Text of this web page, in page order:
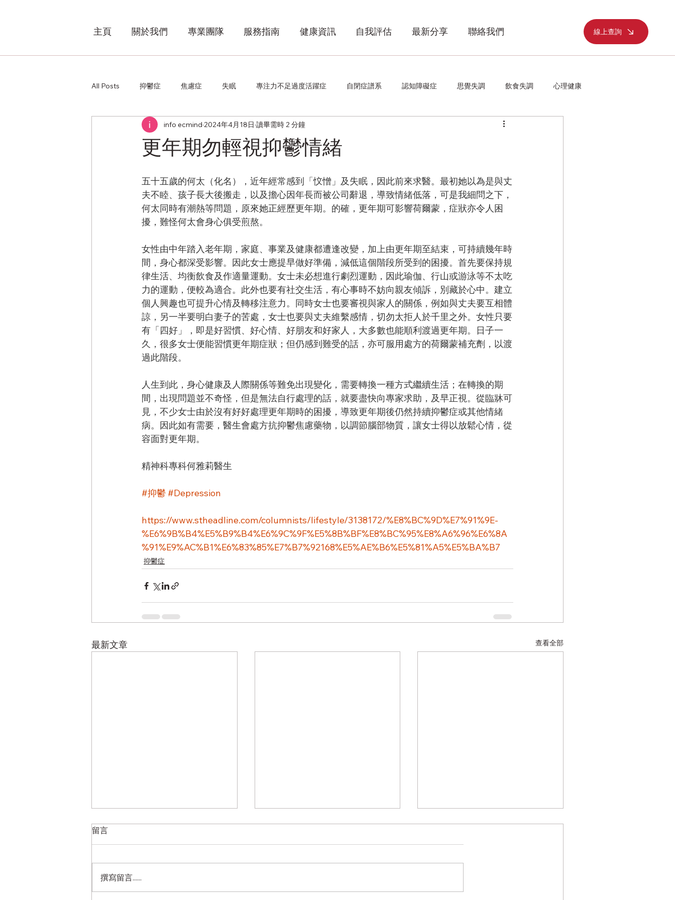
主頁 關於我們 專業團隊 服務指南 健康資訊 自我評估 最新分享 聯絡我們 線上查詢
All Posts 抑鬱症 焦慮症 失眠 專注力不足過度活躍症 自閉症譜系 認知障礙症 思覺失調 飲食失調 心理健康
更年期勿輕視抑鬱情緒
info ecmind 2024年4月18日 讀畢需時 2 分鐘
五十五歲的何太（化名），近年經常感到「忟憎」及失眠，因此前來求醫。最初她以為是與丈
夫不睦、孩子長大後搬走，以及擔心因年長而被公司辭退，導致情緒低落，可是我細問之下，
何太同時有潮熱等問題，原來她正經歷更年期。的確，更年期可影響荷爾蒙，症狀亦令人困
擾，難怪何太會身心俱受煎熬。
女性由中年踏入老年期，家庭、事業及健康都遭逢改變，加上由更年期至結束，可持續幾年時
間，身心都深受影響。因此女士應提早做好準備，減低這個階段所受到的困擾。首先要保持規
律生活、均衡飲食及作適量運動。女士未必想進行劇烈運動，因此瑜伽、行山或游泳等不太吃
力的運動，便較為適合。此外也要有社交生活，有心事時不妨向親友傾訴，別藏於心中。建立
個人興趣也可提升心情及轉移注意力。同時女士也要審視與家人的關係，例如與丈夫要互相體
諒，另一半要明白妻子的苦處，女士也要與丈夫維繫感情，切勿太拒人於千里之外。女性只要
有「四好」，即是好習慣、好心情、好朋友和好家人，大多數也能順利渡過更年期。日子一
久，很多女士便能習慣更年期症狀；但仍感到難受的話，亦可服用處方的荷爾蒙補充劑，以渡
過此階段。
人生到此，身心健康及人際關係等難免出現變化，需要轉換一種方式繼續生活；在轉換的期
間，出現問題並不奇怪，但是無法自行處理的話，就要盡快向專家求助，及早正視。從臨牀可
見，不少女士由於沒有好好處理更年期時的困擾，導致更年期後仍然持續抑鬱症或其他情緒
病。因此如有需要，醫生會處方抗抑鬱焦慮藥物，以調節腦部物質，讓女士得以放鬆心情，從
容面對更年期。
精神科專科何雅莉醫生
#抑鬱 #Depression
https://www.stheadline.com/columnists/lifestyle/3138172/%E8%BC%9D%E7%91%9E-
%E6%9B%B4%E5%B9%B4%E6%9C%9F%E5%8B%BF%E8%BC%95%E8%A6%96%E6%8A
%91%E9%AC%B1%E6%83%85%E7%B7%92168%E5%AE%B6%E5%81%A5%E5%BA%B7
抑鬱症
最新文章 查看全部
留言
撰寫留言......